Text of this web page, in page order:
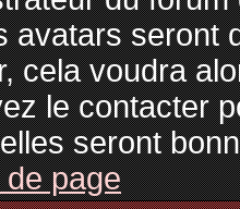
avatars seront
cela voudra
le contacter
seront
page